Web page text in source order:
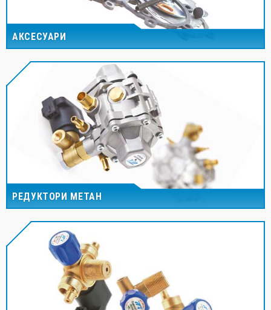
АКСЕСУАРИ
РЕДУКТОРИ МЕТАН